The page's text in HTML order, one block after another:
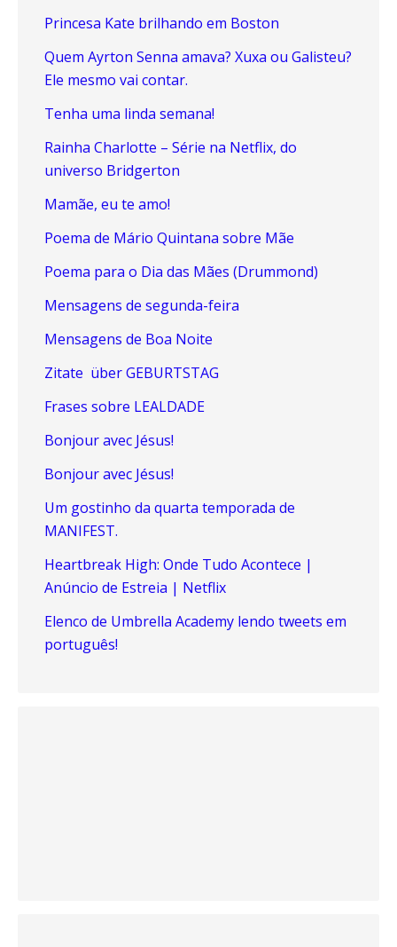
Princesa Kate brilhando em Boston
Quem Ayrton Senna amava? Xuxa ou Galisteu?
Ele mesmo vai contar.
Tenha uma linda semana!
Rainha Charlotte – Série na Netflix, do
universo Bridgerton
Mamãe, eu te amo!
Poema de Mário Quintana sobre Mãe
Poema para o Dia das Mães (Drummond)
Mensagens de segunda-feira
Mensagens de Boa Noite
Zitate über GEBURTSTAG
Frases sobre LEALDADE
Bonjour avec Jésus!
Bonjour avec Jésus!
Um gostinho da quarta temporada de
MANIFEST.
Heartbreak High: Onde Tudo Acontece |
Anúncio de Estreia | Netflix
Elenco de Umbrella Academy lendo tweets em
português!